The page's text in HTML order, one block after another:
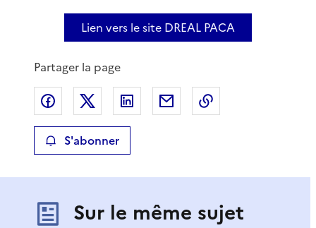
Lien vers le site DREAL PACA
Partager la page
Partager sur Facebook
Partager sur XPartager sur LinkedIn
Partager par email
S'abonner
Sur le même sujet